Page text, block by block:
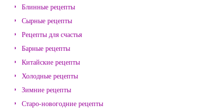
Блинные рецепты
Сырные рецепты
Рецепты для счастья
Барные рецепты
Китайские рецепты
Холодные рецепты
Зимние рецепты
Старо-новогодние рецепты